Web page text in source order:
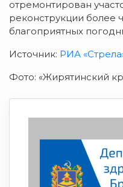
отремонтирован
реконструкции более
благоприятных
Источник: РИА
Фото: «Жирятинский